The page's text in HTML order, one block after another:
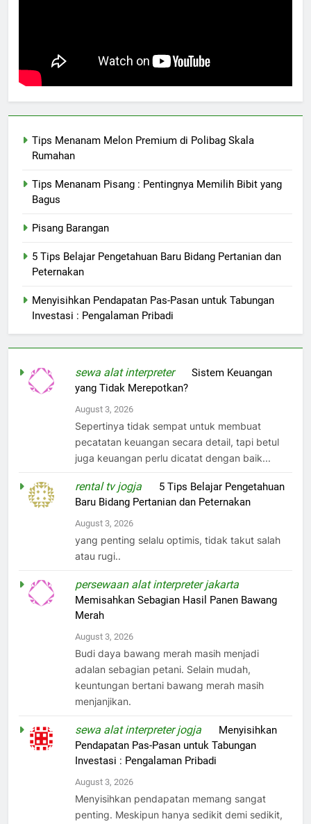
Tips Menanam Melon Premium di Polibag Skala
Rumahan
Tips Menanam Pisang : Pentingnya Memilih Bibit yang
Bagus
Pisang Barangan
5 Tips Belajar Pengetahuan Baru Bidang Pertanian dan
Peternakan
Menyisihkan Pendapatan Pas-Pasan untuk Tabungan
Investasi : Pengalaman Pribadi
sewa alat interpreteronSistem Keuangan
yang Tidak Merepotkan?
August 3, 2026
Sepertinya tidak sempat untuk membuat
pecatatan keuangan secara detail, tapi betul
juga keuangan perlu dicatat dengan baik...
rental tv jogja
5 Tips Belajar Pengetahuan
Baru Bidang Pertanian dan Peternakan
August 3, 2026
yang penting selalu optimis, tidak takut salah
atau rugi..
persewaan alat interpreter jakarta
Memisahkan Sebagian Hasil Panen Bawang
Merah
August 3, 2026
Budi daya bawang merah masih menjadi
adalan sebagian petani. Selain mudah,
keuntungan bertani bawang merah masih
menjanjikan.
sewa alat interpreter jogja
Menyisihkan
Pendapatan Pas-Pasan untuk Tabungan
Investasi : Pengalaman Pribadi
August 3, 2026
Menyisihkan pendapatan memang sangat
penting. Meskipun hanya sedikit demi sedikit,